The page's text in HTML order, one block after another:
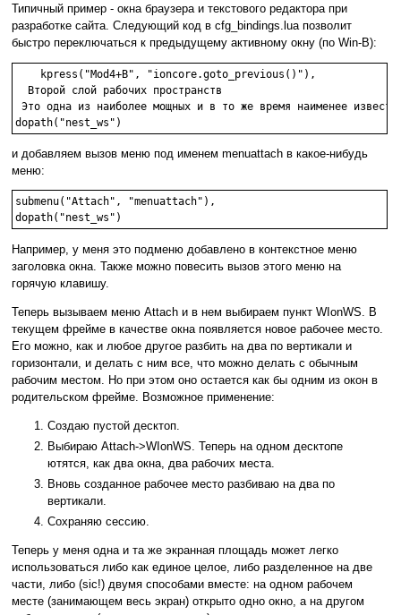
Типичный пример - окна браузера и текстового редактора при
разработке сайта. Следующий код в cfg_bindings.lua позволит
быстро переключаться к предыдущему активному окну (по Win-B):
    kpress("Mod4+B", "ioncore.goto_previous()"),
  Второй слой рабочих пространств
Это одна из наиболее мощных и в то же время наименее
и добавляем вызов меню под именем menuattach в какое-нибудь
меню:
submenu("Attach", "menuattach"),
Например, у меня это подменю добавлено в контекстное меню
заголовка окна. Также можно повесить вызов этого меню на
горячую клавишу.
Теперь вызываем меню Attach и в нем выбираем пункт WIonWS. В
текущем фрейме в качестве окна появляется новое рабочее место.
Его можно, как и любое другое разбить на два по вертикали и
горизонтали, и делать с ним все, что можно делать с обычным
рабочим местом. Но при этом оно остается как бы одним из окон в
родительском фрейме. Возможное применение:
Создаю пустой десктоп.
Выбираю Attach->WIonWS. Теперь на одном десктопе
ютятся, как два окна, два рабочих места.
Вновь созданное рабочее место разбиваю на два по
вертикали.
Сохраняю сессию.
Теперь у меня одна и та же экранная площадь может легко
использоваться либо как единое целое, либо разделенное на две
части, либо (sic!) двумя способами вместе: на одном рабочем
месте (занимающем весь экран) открыто одно окно, а на другом